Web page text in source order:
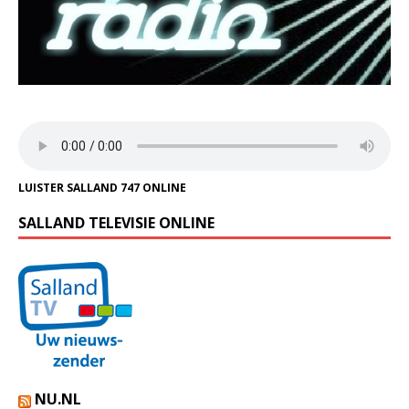
LUISTER SALLAND 747 ONLINE
SALLAND TELEVISIE ONLINE
NU.NL